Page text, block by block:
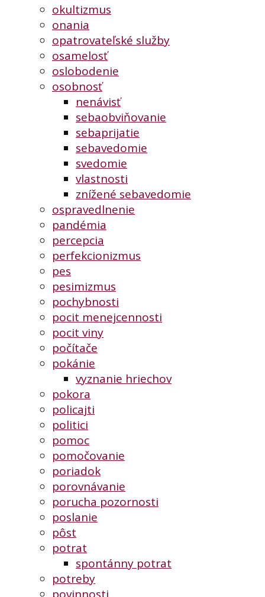
okultizmus
onania
opatrovateľské služby
osamelosť
oslobodenie
osobnosť
nenávisť
sebaobviňovanie
sebaprijatie
sebavedomie
svedomie
vlastnosti
znížené sebavedomie
ospravedlnenie
pandémia
percepcia
perfekcionizmus
pes
pesimizmus
pochybnosti
pocit menejcennosti
pocit viny
počítače
pokánie
vyznanie hriechov
pokora
policajti
politici
pomoc
pomočovanie
poriadok
porovnávanie
porucha pozornosti
poslanie
pôst
potrat
spontánny potrat
potreby
povinnosti